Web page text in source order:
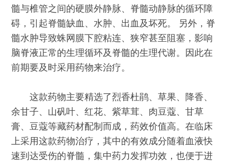
髓与椎管之间的硬膜外静脉、脊髓动静脉的循环障
碍，引起脊髓缺血、水肿、出血及坏死。 另外，脊
髓水肿导致蛛网膜下腔粘连、狭窄甚至阻塞，影响
脑脊液正常的生理循环及脊髓的生理代谢。因此在
前期要及时采用药物来治疗。
这款药物主要精选了烈香杜鹃、草果、降香、
余甘子、山矾叶、红花、紫草茸、肉豆蔻、甘草
膏、豆蔻等藏药材配制而成，药效价值高。在临床
上采用这款药物治疗，其中的有效成分随着血液快
速到达受伤的脊髓，集中药力发挥功效，也便于进